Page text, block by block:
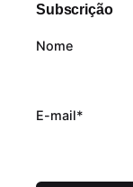
Subscrição
Nome
E-mail*